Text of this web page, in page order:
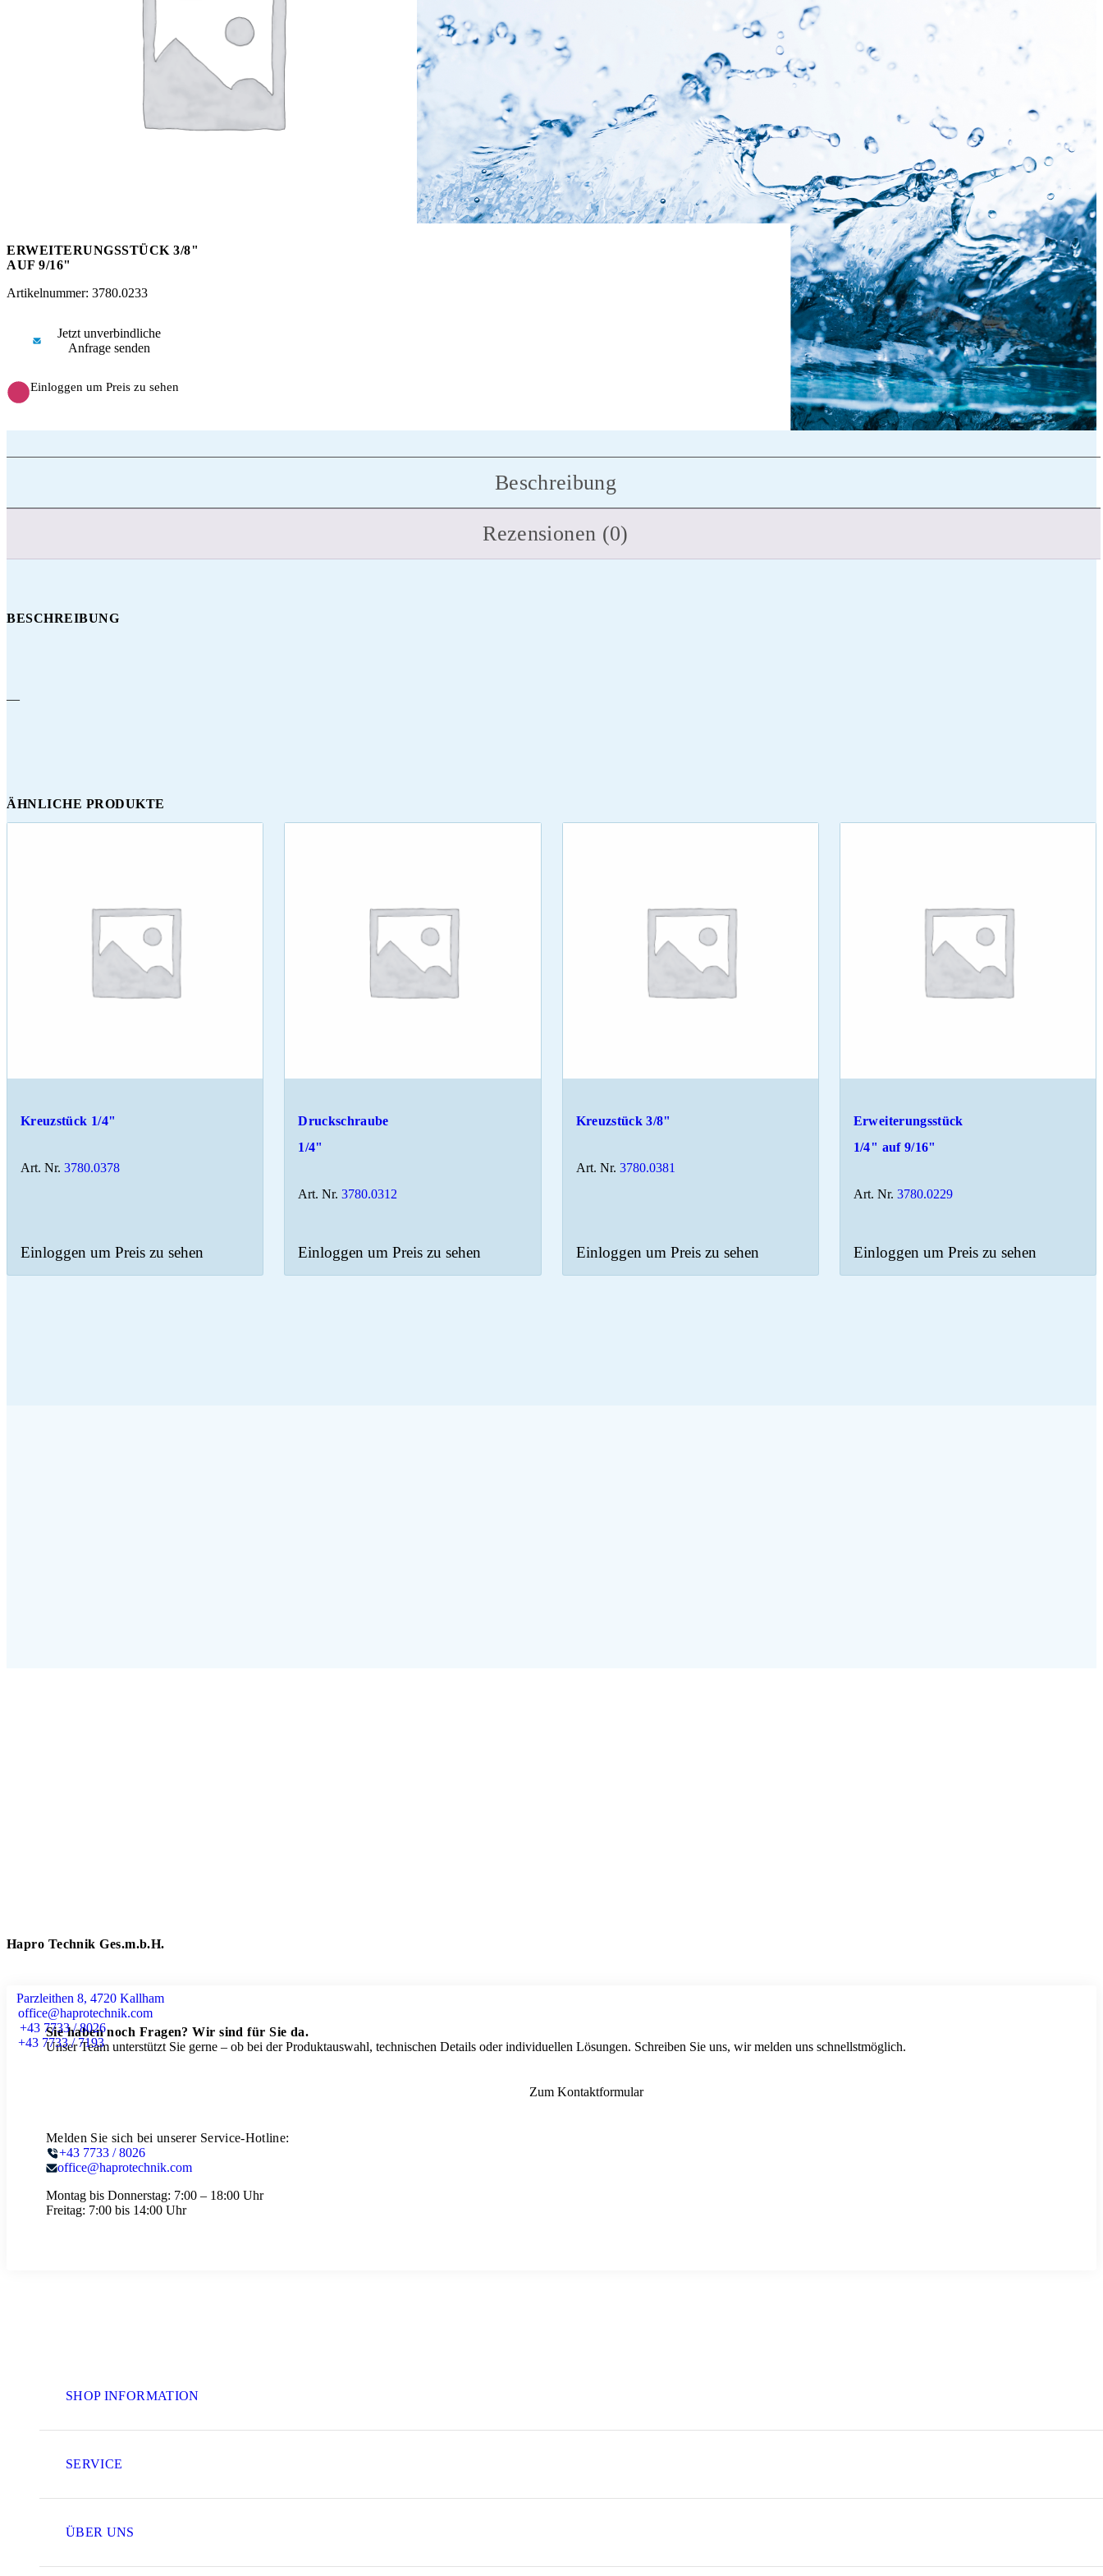
ERWEITERUNGSSTÜCK 3/8"
AUF 9/16"
Artikelnummer: 3780.0233
Jetzt unverbindliche
Anfrage senden
Einloggen um Preis zu sehen
Beschreibung
Rezensionen (0)
BESCHREIBUNG
—
ÄHNLICHE PRODUKTE
Kreuzstück 1/4"
Art. Nr. 3780.0378
Einloggen um Preis zu sehen
Druckschraube
1/4"
Art. Nr. 3780.0312
Einloggen um Preis zu sehen
Kreuzstück 3/8"
Art. Nr. 3780.0381
Einloggen um Preis zu sehen
Erweiterungsstück
1/4" auf 9/16"
Art. Nr. 3780.0229
Einloggen um Preis zu sehen
Hapro Technik Ges.m.b.H.
Parzleithen 8, 4720 Kallham
office@haprotechnik.com
+43 7733 / 8026
+43 7733 / 7193
Sie haben noch Fragen? Wir sind für Sie da.
Unser Team unterstützt Sie gerne – ob bei der Produktauswahl, technischen Details oder individuellen Lösungen. Schreiben Sie uns, wir melden uns schnellstmöglich.
Zum Kontaktformular
Melden Sie sich bei unserer Service-Hotline:
+43 7733 / 8026
office@haprotechnik.com
Montag bis Donnerstag: 7:00 – 18:00 Uhr
Freitag: 7:00 bis 14:00 Uhr
SHOP INFORMATION
SERVICE
ÜBER UNS